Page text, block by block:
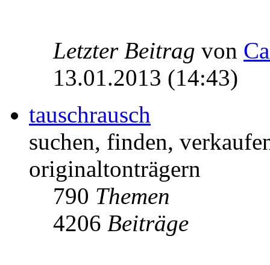
Letzter Beitrag von
13.01.2013 (14:43)
tauschrausch
suchen, finden,
originaltonträgern
790 Themen
4206 Beiträge